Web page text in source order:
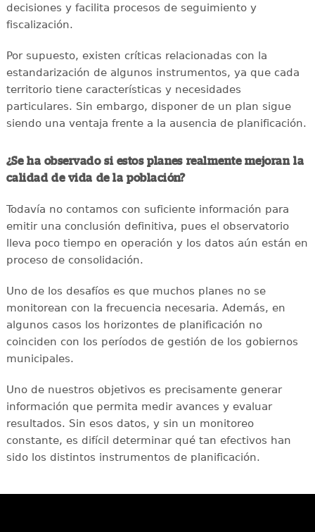
decisiones y facilita procesos de seguimiento y
fiscalización.
Por supuesto, existen críticas relacionadas con la
estandarización de algunos instrumentos, ya que cada
territorio tiene características y necesidades
particulares. Sin embargo, disponer de un plan sigue
siendo una ventaja frente a la ausencia de planificación.
¿Se ha observado si estos planes realmente mejoran la
calidad de vida de la población?
Todavía no contamos con suficiente información para
emitir una conclusión definitiva, pues el observatorio
lleva poco tiempo en operación y los datos aún están en
proceso de consolidación.
Uno de los desafíos es que muchos planes no se
monitorean con la frecuencia necesaria. Además, en
algunos casos los horizontes de planificación no
coinciden con los períodos de gestión de los gobiernos
municipales.
Uno de nuestros objetivos es precisamente generar
información que permita medir avances y evaluar
resultados. Sin esos datos, y sin un monitoreo
constante, es difícil determinar qué tan efectivos han
sido los distintos instrumentos de planificación.